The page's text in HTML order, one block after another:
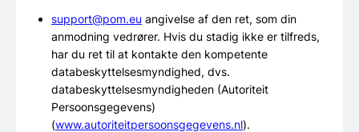
support@pom.eu angivelse af den ret, som din
anmodning vedrører. Hvis du stadig ikke er tilfreds,
har du ret til at kontakte den kompetente
databeskyttelsesmyndighed, dvs.
databeskyttelsesmyndigheden (Autoriteit
Persoonsgegevens)
(www.autoriteitpersoonsgegevens.nl).